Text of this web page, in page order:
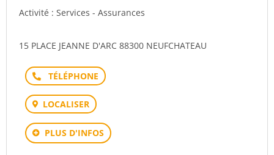
Activité : Services - Assurances
15 PLACE JEANNE D'ARC 88300 NEUFCHATEAU
Téléphone
LOCALISER
PLUS D'INFOS